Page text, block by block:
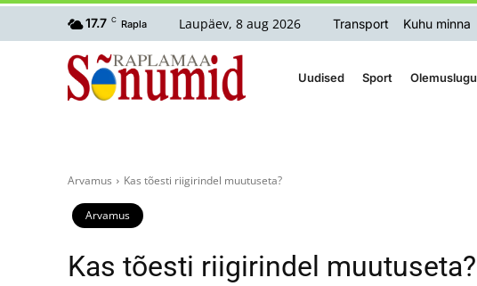
17.7 C Rapla Laupäev, 8 aug 2026 Transport Kuhu minna
Uudised Sport Olemuslugu
Arvamus Kas tõesti riigirindel muutuseta?
Arvamus
Kas tõesti riigirindel muutuseta?